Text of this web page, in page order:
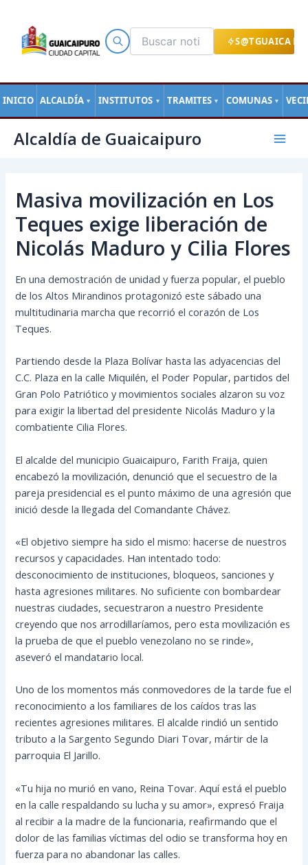
S@TGUAICA
INICIO ALCALDÍA ▼ INSTITUTOS ▼ TRAMITES ▼ COMUNAS ▼
contenido
Alcaldía de Guaicaipuro
Main
Masiva movilización en Los
Teques exige liberación de
Nicolás Maduro y Cilia Flores
En una demostración de unidad y fuerza popular, el pueblo
de los Altos Mirandinos protagonizó este sábado una
multitudinaria marcha que recorrió el corazón de Los
Teques.
Partiendo desde la Plaza Bolívar hasta las adyacencias del
C.C. Plaza en la calle Miquilén, el Poder Popular, partidos del
Gran Polo Patriótico y movimientos sociales alzaron su voz
para exigir la libertad del presidente Nicolás Maduro y la
combatiente Cilia Flores.
El alcalde del municipio Guaicaipuro, Farith Fraija, quien
encabezó la movilización, denunció que el secuestro de la
pareja presidencial es el punto máximo de una agresión que
inició desde la llegada del Comandante Chávez.
«El objetivo siempre ha sido el mismo: hacerse de nuestros
recursos y capacidades. Han intentado todo:
desconocimiento de instituciones, bloqueos, sanciones y
hasta agresiones militares. No suficiente con bombardear
nuestras ciudades, secuestraron a nuestro Presidente
creyendo que nos arrodillaríamos, pero esta movilización es
la prueba de que el pueblo venezolano no se rinde»,
aseveró el mandatario local.
Uno de los momentos más conmovedores de la tarde fue el
reconocimiento a los familiares de los caídos tras las
recientes agresiones militares. El alcalde rindió un sentido
tributo a la Sargento Segundo Diari Tovar, mártir de la
parroquia El Jarillo.
«Tu hija no murió en vano, Reina Tovar. Aquí está el pueblo
en la calle respaldando su lucha y su amor», expresó Fraija
al recibir a la madre de la funcionaria, reafirmando que el
dolor de las familias víctimas del odio se transforma hoy en
fuerza para no abandonar las calles.
de